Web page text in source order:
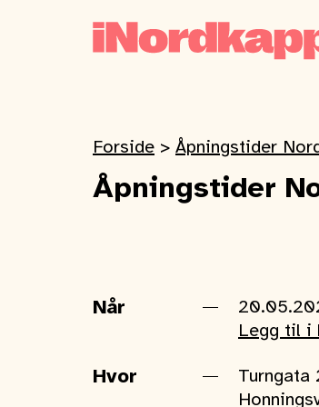
Forside > Åpningstider
Åpningstider
Når
Legg til i
Hvor
Turngata